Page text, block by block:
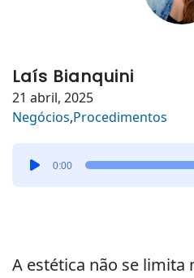
Laís Bianquini
21 abril, 2025
Negócios,Procedimentos
0:00
A estética não se limita